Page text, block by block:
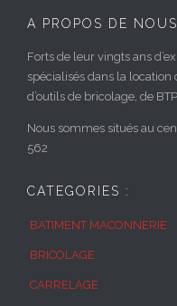
A PROPOS DE NOUS
Forts de leur vingts ans
spécialisés dans la
d’outils de bricolage, de
Nous sommes situés au
562
CATEGORIES :
BATIMENT MACONNERIE
BRICOLAGE
CARRELAGE